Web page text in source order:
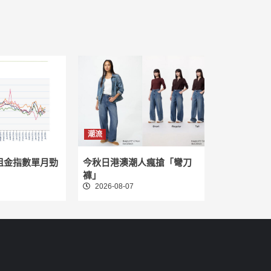
金指數單月勁
潮流
今秋日港澳潮人瘋搶「彎刀
褲」
2026-08-07